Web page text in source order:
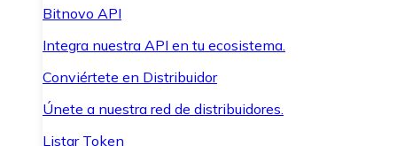
Bitnovo API
Integra nuestra API en tu ecosistema.
Conviértete en Distribuidor
Únete a nuestra red de distribuidores.
Listar Token